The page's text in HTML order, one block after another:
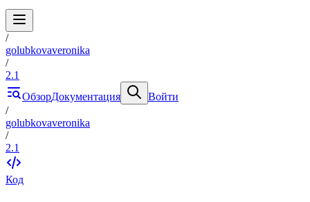
/
golubkovaveronika
/
2.1
ОбзорДокументация
Войти
/
golubkovaveronika
/
2.1
Код